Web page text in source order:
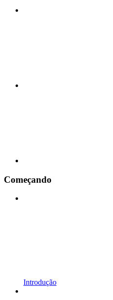
Começando
Introdução